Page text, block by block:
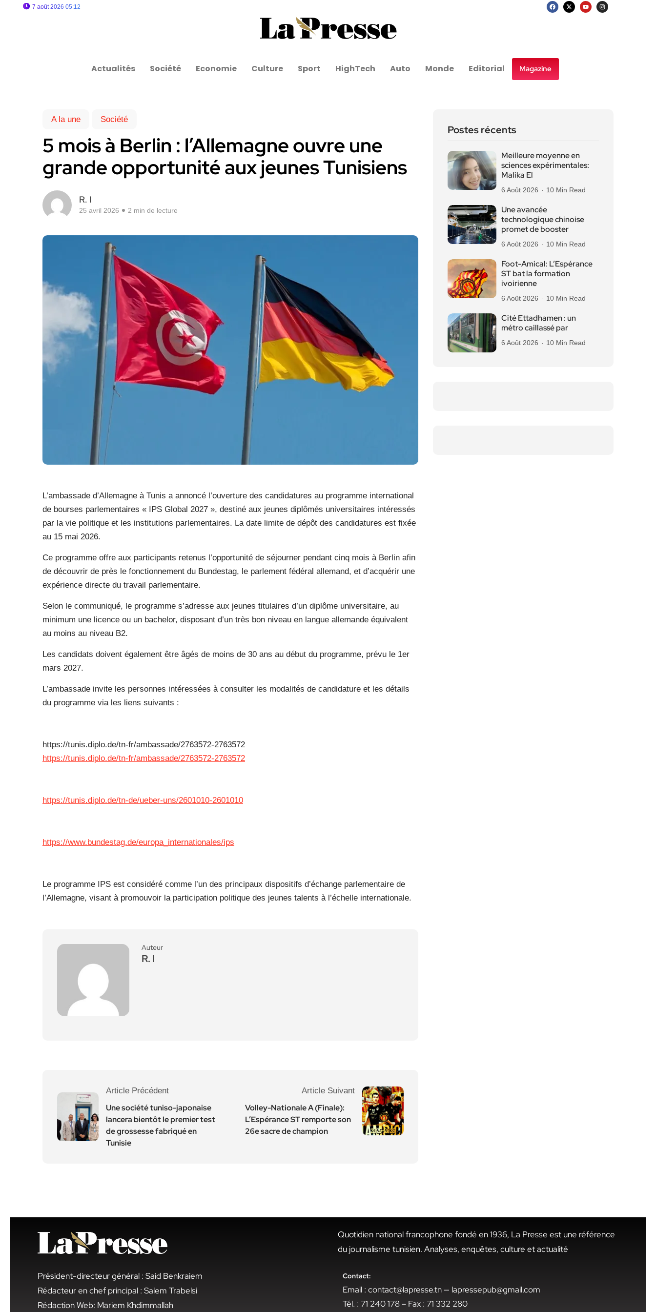
7 août 2026 05:12
Actualités Société Economie Culture Sport HighTech Auto Monde Editorial Magazine
A la une Société
5 mois à Berlin : l’Allemagne ouvre une
grande opportunité aux jeunes Tunisiens
R. I
25 avril 2026 2 min de lecture
L’ambassade d’Allemagne à Tunis a annoncé l’ouverture des candidatures au programme international
de bourses parlementaires « IPS Global 2027 », destiné aux jeunes diplômés universitaires intéressés
par la vie politique et les institutions parlementaires. La date limite de dépôt des candidatures est fixée
au 15 mai 2026.
Ce programme offre aux participants retenus l’opportunité de séjourner pendant cinq mois à Berlin afin
de découvrir de près le fonctionnement du Bundestag, le parlement fédéral allemand, et d’acquérir une
expérience directe du travail parlementaire.
Selon le communiqué, le programme s’adresse aux jeunes titulaires d’un diplôme universitaire, au
minimum une licence ou un bachelor, disposant d’un très bon niveau en langue allemande équivalent
au moins au niveau B2.
Les candidats doivent également être âgés de moins de 30 ans au début du programme, prévu le 1er
mars 2027.
L’ambassade invite les personnes intéressées à consulter les modalités de candidature et les détails
du programme via les liens suivants :
https://tunis.diplo.de/tn-fr/ambassade/2763572-2763572
https://tunis.diplo.de/tn-fr/ambassade/2763572-2763572
https://tunis.diplo.de/tn-de/ueber-uns/2601010-2601010
https://www.bundestag.de/europa_internationales/ips
Le programme IPS est considéré comme l’un des principaux dispositifs d’échange parlementaire de
l’Allemagne, visant à promouvoir la participation politique des jeunes talents à l’échelle internationale.
Auteur
R. I
Article Précédent
Une société tuniso-japonaise
lancera bientôt le premier test
de grossesse fabriqué en
Tunisie
Article Suivant
Volley-Nationale A (Finale):
L’Espérance ST remporte son
26e sacre de champion
Postes récents
Meilleure moyenne en
sciences expérimentales:
Malika El
6 Août 2026 10 Min Read
Une avancée
technologique chinoise
promet de booster
6 Août 2026 10 Min Read
Foot-Amical: L’Espérance
ST bat la formation
ivoirienne
6 Août 2026 10 Min Read
Cité Ettadhamen : un
métro caillassé par
6 Août 2026 10 Min Read
Président-directeur général : Said Benkraiem
Rédacteur en chef principal : Salem Trabelsi
Rédaction Web: Mariem Khdimmallah
Quotidien national francophone fondé en 1936, La Presse est une référence
du journalisme tunisien. Analyses, enquêtes, culture et actualité
Contact:
Email : contact@lapresse.tn — lapressepub@gmail.com
Tél. : 71 240 178 – Fax : 71 332 280